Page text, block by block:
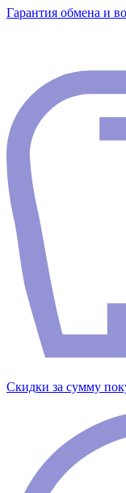
Гарантия обмена и
Скидки за сумму